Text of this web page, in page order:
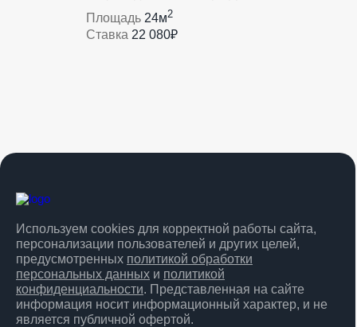
Площадь 24м2
Ставка 22 080₽
Используем cookies для корректной работы сайта,
персонализации пользователей и других целей,
предусмотренных политикой обработки
персональных данных и политикой
конфиденциальности. Представленная на сайте
информация носит информационный характер, и не
является публичной офертой.